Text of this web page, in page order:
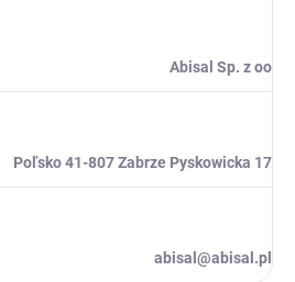
Abisal Sp. z oo
Poľsko 41-807 Zabrze Pyskowicka 17
abisal@abisal.pl